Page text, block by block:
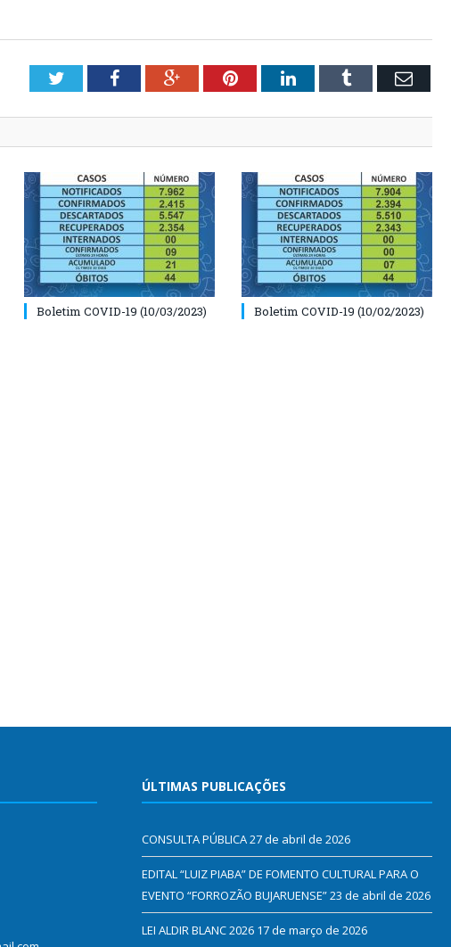
TwitterFacebookGoogle+PinterestLinkedInTumblr Email
Boletim COVID-19 (10/03/2023) Boletim COVID-19 (10/02/2023)
ÚLTIMAS PUBLICAÇÕES
CONSULTA PÚBLICA27 de abril de 2026
EDITAL “LUIZ PIABA” DE FOMENTO CULTURAL PARA O
EVENTO “FORROZÃO BUJARUENSE”23 de abril de 2026
LEI ALDIR BLANC 2026 17 de março de 2026